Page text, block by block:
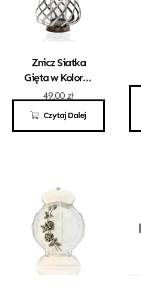
Czytaj Dalej
Znicz Siatka
Gięta w Kolorze
Złotym
49,00 zł